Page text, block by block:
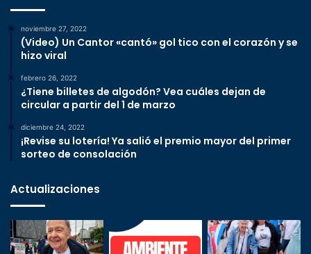
noviembre 27, 2022
(Video) Un Cantor «cantó» gol tico con el corazón y se
hizo viral
febrero 26, 2022
¿Tiene billetes de algodón? Vea cuáles dejan de
circular a partir del 1 de marzo
diciembre 24, 2022
¡Revise su lotería! Ya salió el premio mayor del primer
sorteo de consolación
Actualizaciones